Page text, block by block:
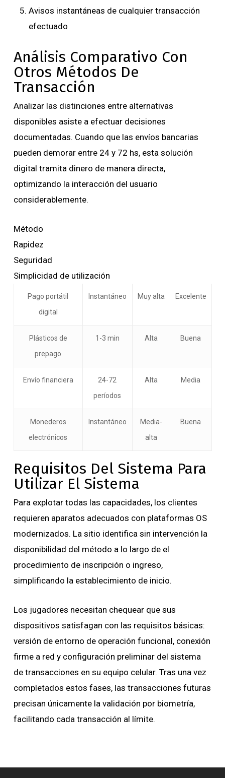
Avisos instantáneas de cualquier transacción
efectuado
Análisis Comparativo Con
Otros Métodos De
Transacción
Analizar las distinciones entre alternativas
disponibles asiste a efectuar decisiones
documentadas. Cuando que las envíos bancarias
pueden demorar entre 24 y 72 hs, esta solución
digital tramita dinero de manera directa,
optimizando la interacción del usuario
considerablemente.
Método
Rapidez
Seguridad
Simplicidad de utilización
Pago portátil
digital
Instantáneo Muy alta Excelente
Plásticos de
prepago
1-3 min Alta Buena
Envío financiera
24-72
períodos
Alta Media
Monederos
electrónicos
Instantáneo
Media-
alta
Buena
Requisitos Del Sistema Para
Utilizar El Sistema
Para explotar todas las capacidades, los clientes
requieren aparatos adecuados con plataformas OS
modernizados. La sitio identifica sin intervención la
disponibilidad del método a lo largo de el
procedimiento de inscripción o ingreso,
simplificando la establecimiento de inicio.
Los jugadores necesitan chequear que sus
dispositivos satisfagan con las requisitos básicas:
versión de entorno de operación funcional, conexión
firme a red y configuración preliminar del sistema
de transacciones en su equipo celular. Tras una vez
completados estos fases, las transacciones futuras
precisan únicamente la validación por biometría,
facilitando cada transacción al límite.